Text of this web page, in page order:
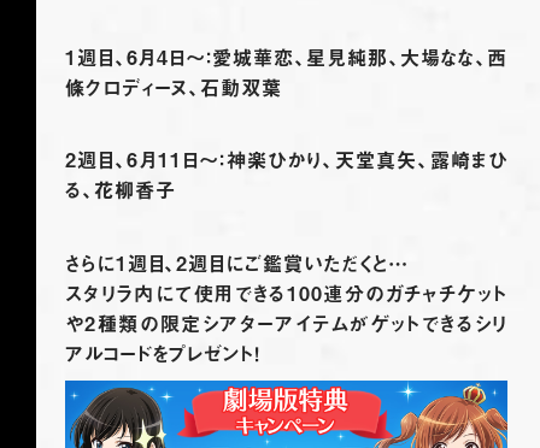
1週目、6月4日～：愛城華恋、星見純那、大場なな、西
條クロディーヌ、石動双葉
2週目、6月11日～：神楽ひかり、天堂真矢、露崎まひ
る、花柳香子
さらに1週目、2週目にご鑑賞いただくと…
スタリラ内にて使用できる100連分のガチャチケット
や2種類の限定シアターアイテムがゲットできるシリ
アルコードをプレゼント！